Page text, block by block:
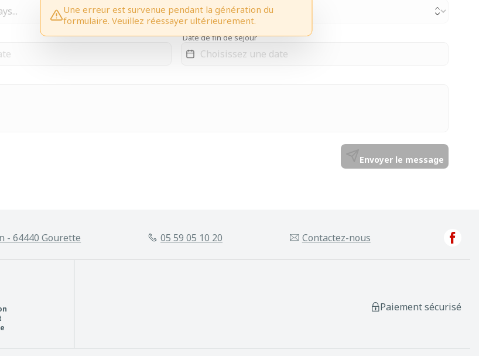
Date de fin de séjour
Envoyer le message
Une erreur est survenue pendant la génération du
formulaire. Veuillez réessayer ultérieurement.
- 64440 Gourette 05 59 05 10 20 Contactez-nous
Paiement sécurisé